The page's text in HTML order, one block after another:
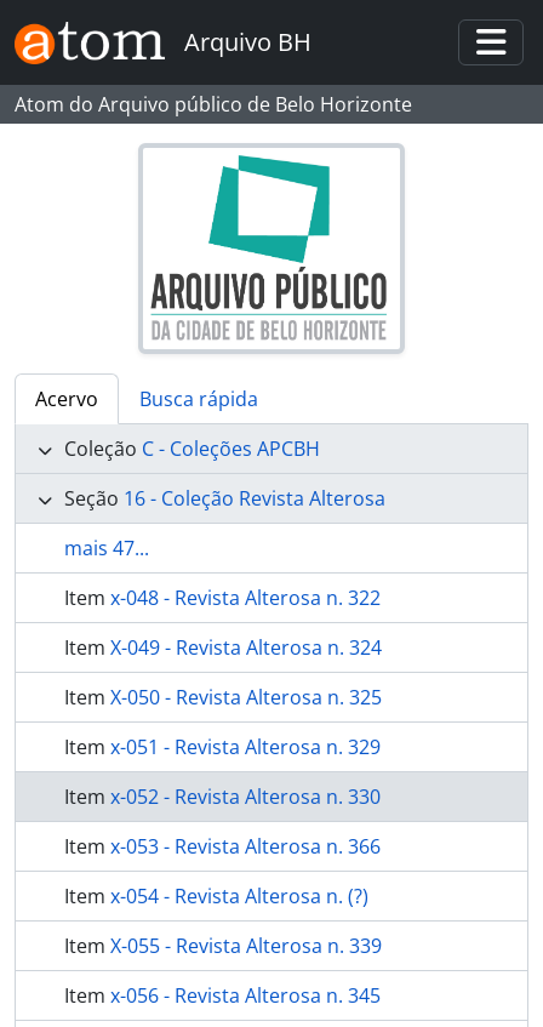
Skip to main content
Arquivo BH
Atom do Arquivo público de Belo Horizonte
Acervo
Busca rápida
Coleção C - Coleções APCBH
Seção 16 - Coleção Revista Alterosa
mais 47...
Item x-048 - Revista Alterosa n. 322
Item X-049 - Revista Alterosa n. 324
Item X-050 - Revista Alterosa n. 325
Item x-051 - Revista Alterosa n. 329
Item x-052 - Revista Alterosa n. 330
Item x-053 - Revista Alterosa n. 366
Item x-054 - Revista Alterosa n. (?)
Item X-055 - Revista Alterosa n. 339
Item x-056 - Revista Alterosa n. 345